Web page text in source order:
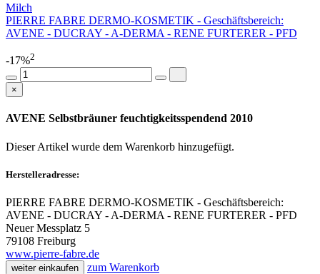
Milch
PIERRE FABRE DERMO-KOSMETIK - Geschäftsbereich:
AVENE - DUCRAY - A-DERMA - RENE FURTERER - PFD
-17%2
×
AVENE Selbstbräuner feuchtigkeitsspendend 2010
Dieser Artikel wurde dem Warenkorb hinzugefügt.
Herstelleradresse:
PIERRE FABRE DERMO-KOSMETIK - Geschäftsbereich:
AVENE - DUCRAY - A-DERMA - RENE FURTERER - PFD
Neuer Messplatz 5
79108 Freiburg
www.pierre-fabre.de
weiter einkaufen zum Warenkorb